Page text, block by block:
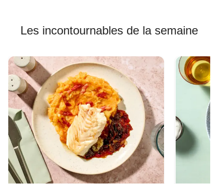
Les incontournables de la semaine